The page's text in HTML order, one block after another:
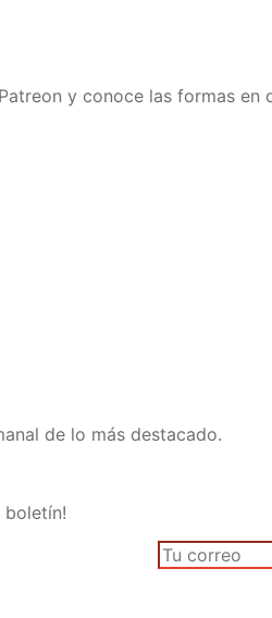
y conoce las formas en
de lo más destacado.
boletín!